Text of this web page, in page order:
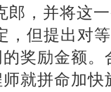
郎，并将这
，但提出对
奖励金额
就拼命加